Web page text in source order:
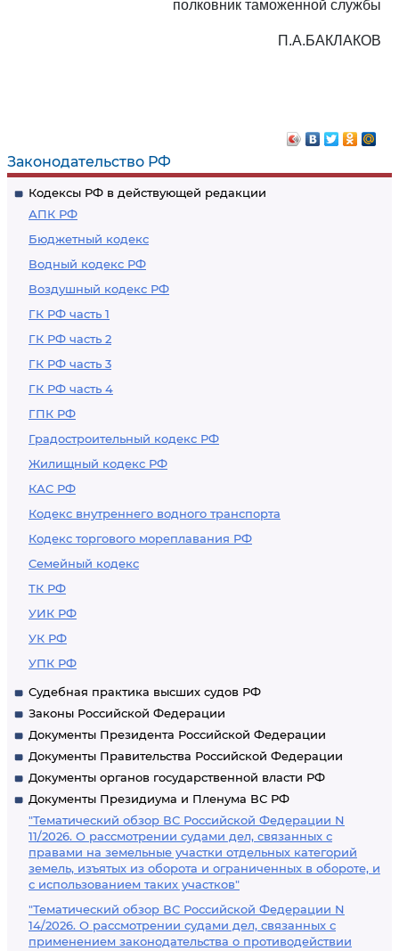
Законодательство РФ
Кодексы РФ в действующей редакции
АПК РФ
Бюджетный кодекс
Водный кодекс РФ
Воздушный кодекс РФ
ГК РФ часть 1
ГК РФ часть 2
ГК РФ часть 3
ГК РФ часть 4
ГПК РФ
Градостроительный кодекс РФ
Жилищный кодекс РФ
КАС РФ
Кодекс внутреннего водного транспорта
Кодекс торгового мореплавания РФ
Семейный кодекс
ТК РФ
УИК РФ
УК РФ
УПК РФ
Судебная практика высших судов РФ
Законы Российской Федерации
Документы Президента Российской Федерации
Документы Правительства Российской Федерации
Документы органов государственной власти РФ
Документы Президиума и Пленума ВС РФ
"Тематический обзор ВС Российской Федерации N
11/2026. О рассмотрении судами дел, связанных с
правами на земельные участки отдельных категорий
земель, изъятых из оборота и ограниченных в обороте, и
с использованием таких участков"
"Тематический обзор ВС Российской Федерации N
14/2026. О рассмотрении судами дел, связанных с
применением законодательства о противодействии
полковник таможенной службы
П.А.БАКЛАКОВ